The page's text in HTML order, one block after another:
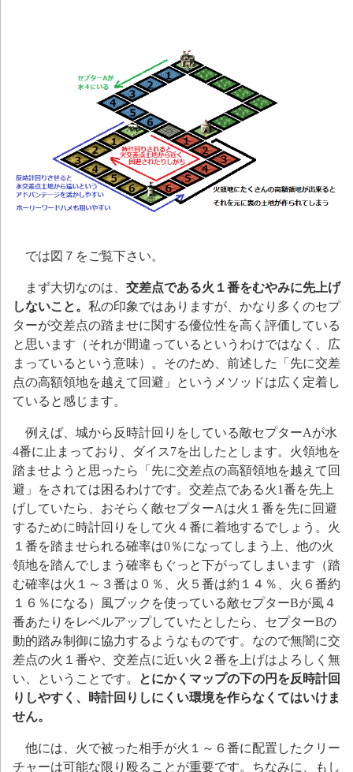
では図７をご覧下さい。
まず大切なのは、 交差点である火１番をむやみに先上げ
しないこと。 私の印象ではありますが、かなり多くのセプ
ターが交差点の踏ませに関する優位性を高く評価している
と思います（それが間違っているというわけではなく、広
まっているという意味）。そのため、前述した「先に交差
点の高額領地を越えて回避」というメソッドは広く定着し
ていると感じます。
例えば、城から反時計回りをしている敵セプターAが水
4番に止まっており、ダイス7を出したとします。火領地を
踏ませようと思ったら「先に交差点の高額領地を越えて回
避」をされては困るわけです。交差点である火1番を先上
げしていたら、おそらく敵セプターAは火１番を先に回避
するために時計回りをして火４番に着地するでしょう。火
１番を踏ませられる確率は0％になってしまう上、他の火
領地を踏んでしまう確率もぐっと下がってしまいます（踏
む確率は火１～３番は０％、火５番は約１４％、火６番約
１６％になる）風ブックを使っている敵セプターBが風４
番あたりをレベルアップしていたとしたら、セプターBの
動的踏み制御に協力するようなものです。なので無闇に交
差点の火１番や、交差点に近い火２番を上げはよろしく無
い、ということです。
とにかくマップの下の円を反時計回
りしやすく、時計回りしにくい環境を作らなくてはいけま
せん。
他には、火で被った相手が火１～６番に配置したクリー
チャーは可能な限り殴ることが重要です。ちなみに、もし